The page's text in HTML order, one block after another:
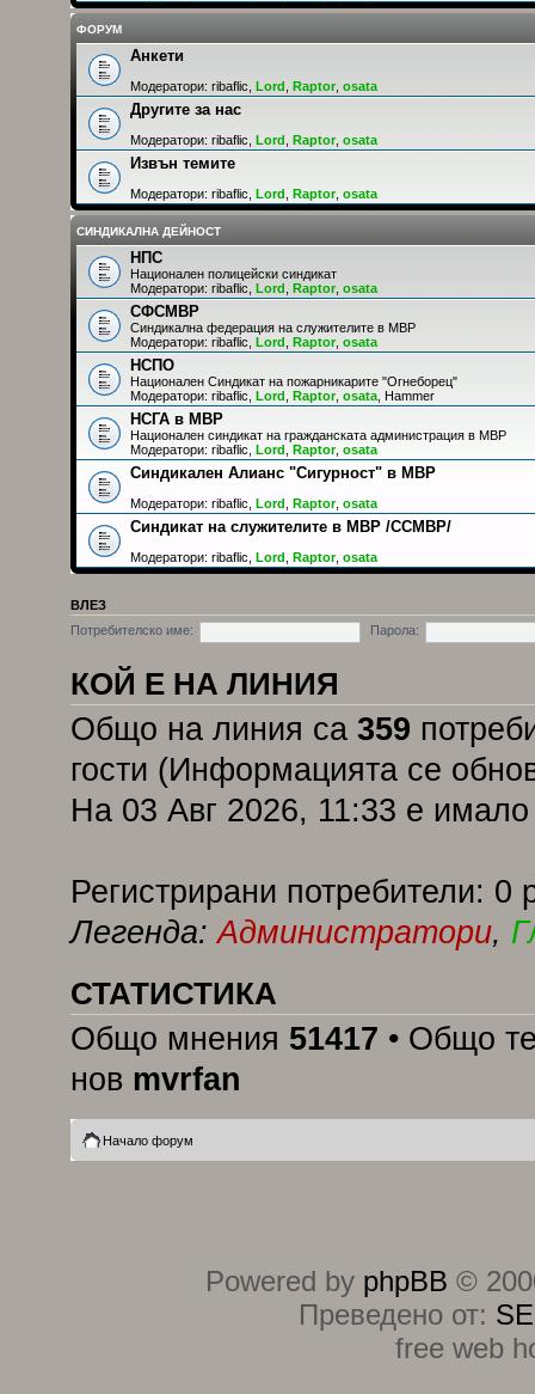
ФОРУМ
Анкети
Модератори: ribaflic Lord Raptor osata
Другите за нас
Модератори: ribaflic Lord Raptor, osata
Извън темите
Модератори: ribaflic Lord Raptor, osata
СИНДИКАЛНА ДЕЙНОСТ
НПС
Национален полицейски синдикат
Модератори: ribaflic Lord Raptor osata
СФСМВР
Синдикална федерация на служителите в МВР
Модератори: ribaflic Lord Raptor, osata
НСПО
Национален Синдикат на пожарникарите "Огнеборец"
Модератори: ribaflic Lord Raptor, osata Hammer
НСГА в МВР
Национален синдикат на гражданската администрация в МВР
Модератори: ribaflic Lord Raptor, osata
Синдикален Алианс "Сигурност" в МВР
Модератори: ribaflic Lord Raptor, osata
Синдикат на служителите в МВР /ССМВР/
Модератори: ribaflic Lord Raptor, osata
ВЛЕЗ
Потребителско име:
Парола:
КОЙ Е НА ЛИНИЯ
Общо на линия са 359
гости (Информацията се
На 03 Авг 2026, 11:33 е
Регистрирани потребители: 0
Легенда:Администратори,
СТАТИСТИКА
Общо мнения 51417 • Общо
нов mvrfan
Начало форум
Powered by phpBB ©
Преведено от:
free web